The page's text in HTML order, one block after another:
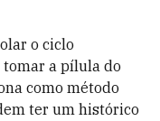
o ciclo
a pílula do
como método
ter um histórico